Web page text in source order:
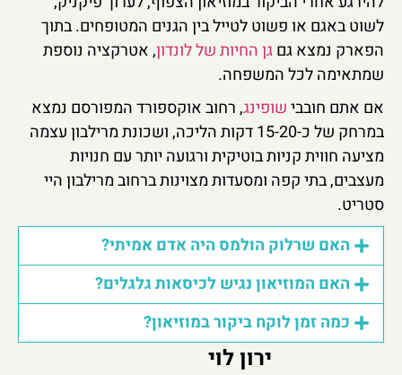
לשוט באגם או פשוט לטייל בין הגנים המטופחים. בתוך
הפארק נמצא גםגן החיות של לונדון, אטרקציה נוספת
שמתאימה לכל המשפחה.
אם אתם חובבישופינג, רחוב אוקספורד המפורסם נמצא
במרחק של כ-15-20 דקות הליכה, ושכונת מרילבון עצמה
מציעה חווית קניות בוטיקית ורגועה יותר עם חנויות
מעצבים, בתי קפה ומסעדות מצוינות ברחוב מרילבון היי
סטריט.
האם שרלוק הולמס היה אדם אמיתי?
האם המוזיאון נגיש לכיסאות גלגלים?
כמה זמן לוקח ביקור במוזיאון?
ירון לוי